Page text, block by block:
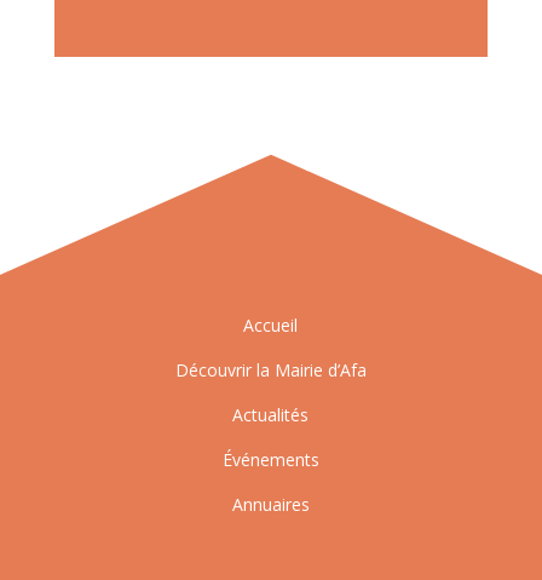
Accueil
Découvrir la Mairie d’Afa
Actualités
Événements
Annuaires